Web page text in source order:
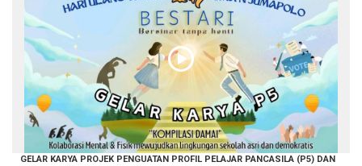
GELAR KARYA PROJEK PENGUATAN PROFIL PELAJAR PANCASILA (P5) DAN